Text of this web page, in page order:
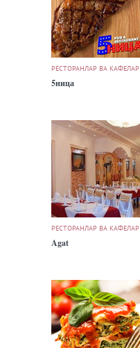
РЕСТОРАНЛАР ВА КАФЕЛАР
5ница
РЕСТОРАНЛАР ВА КАФЕЛАР
Agat